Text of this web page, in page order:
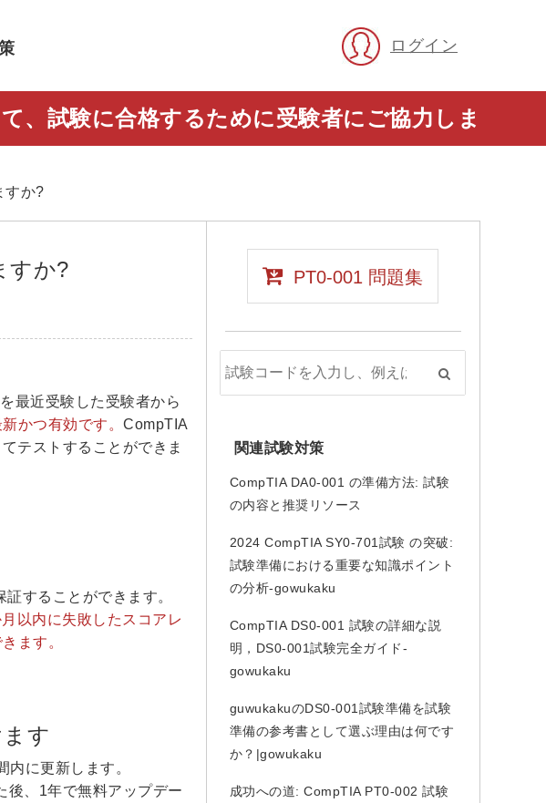
ログイン
、試験に合格するために受験者にご協力しま
すか?
すか?
を最近受験した受験者から
かつ有効です。 CompTIA
テストすることができま
することができます。
以内に失敗したスコアレ
ます。
す
に更新します。
後、1年で無料アップデー
PT0-001 問題集
関連試験対策
CompTIA DA0-001 の準備方法: 試験
の内容と推奨リソース
2024 CompTIA SY0-701試験 の突破:
試験準備における重要な知識ポイント
の分析-gowukaku
CompTIA DS0-001 試験の詳細な説
明，DS0-001試験完全ガイド-
gowukaku
guwukakuのDS0-001試験準備を試験
準備の参考書として選ぶ理由は何です
か？|gowukaku
成功への道: CompTIA PT0-002 試験